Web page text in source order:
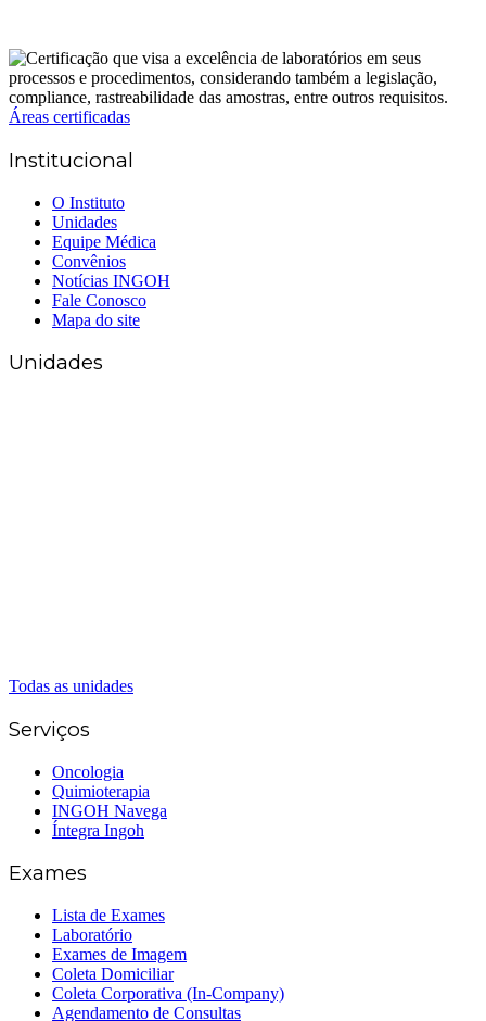
Áreas certificadas
Institucional
O Instituto
Unidades
Equipe Médica
Convênios
Notícias INGOH
Fale Conosco
Mapa do site
Unidades
Todas as unidades
Serviços
Oncologia
Quimioterapia
INGOH Navega
Íntegra Ingoh
Exames
Lista de Exames
Laboratório
Exames de Imagem
Coleta Domiciliar
Coleta Corporativa (In-Company)
Agendamento de Consultas